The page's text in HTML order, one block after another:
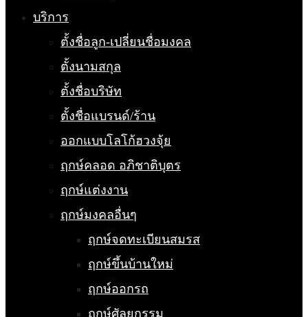
บริการ
ตั้งชื่อลูก-เปลี่ยนชื่อมงคล
ตั้งนามสกุล
ตั้งชื่อบริษัท
ตั้งชื่อแบรนด์/ร้าน
ออกแบบโลโก้ฮวงจุ้ย
ฤกษ์คลอด อภิชาติบุตร
ฤกษ์แต่งงาน
ฤกษ์มงคลอื่นๆ
ฤกษ์จดทะเบียนสมรส
ฤกษ์ขึ้นบ้านใหม่
ฤกษ์ออกรถ
ฤกษ์ศัลยกรรม